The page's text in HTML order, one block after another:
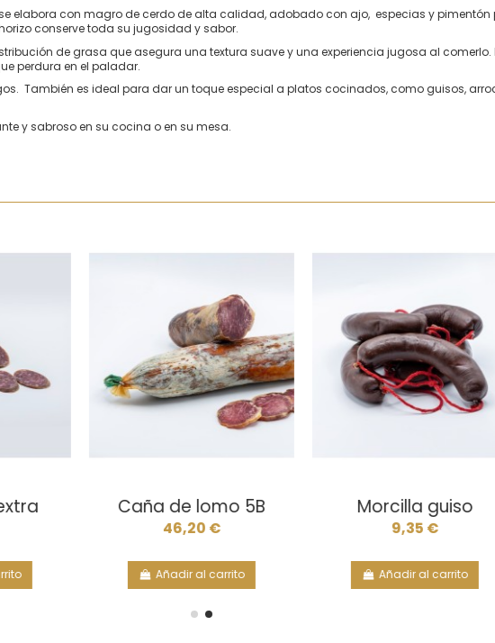
elabora con magro de cerdo de alta calidad, adobado con ajo, especias y
conserve toda su jugosidad y sabor.
de grasa que asegura una textura suave y una experiencia jugosa al
perdura en el paladar.
También es ideal para dar un toque especial a platos cocinados, como guisos,
y sabroso en su cocina o en su mesa.
y 1.1
Lomito 5B
53,90 €
Añadir al carrito
Chorizo extra
19,80 €
Añadir al carrito